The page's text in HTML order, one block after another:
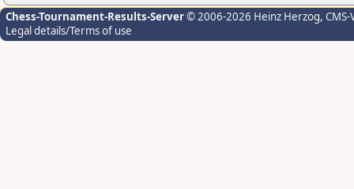
Chess-Tournament-Results-Server© 2006-2026 Heinz Herzog,
Legal details/Terms of use